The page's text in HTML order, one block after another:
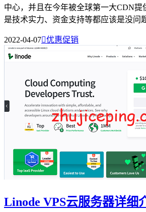
中心，并且在今年被全球第一大CDN提
是技术实力、资金支持等都应该是没问
2022-04-07优惠促销
Linode VPS云服务器详细